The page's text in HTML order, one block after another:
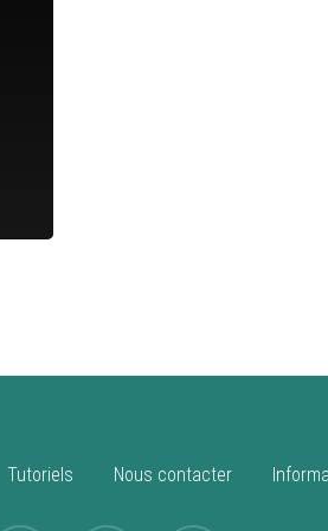
Tutoriels Nous contacter